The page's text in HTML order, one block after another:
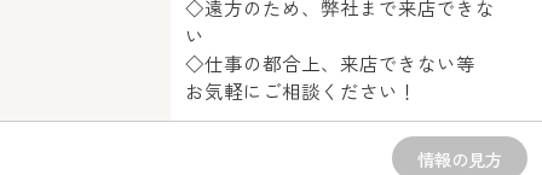
◇遠方のため、弊社まで来店できな
い
◇仕事の都合上、来店できない等
お気軽にご相談ください！
情報の見方